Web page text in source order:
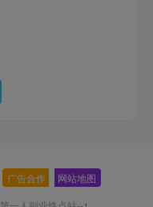
广告合作 网站地图